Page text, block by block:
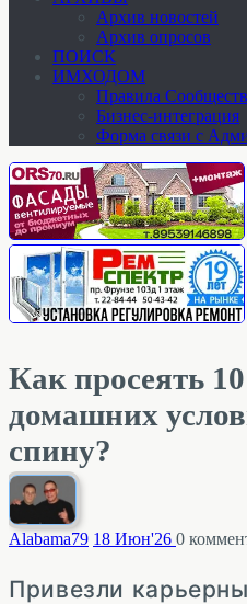
Архив новостей
Архив опросов
ПОИСК
ИМХОДОМ
Правила
Бизнес-интеграция
Форма связи с
Как просеять
домашних
спину?
Alabama79 18 Июн'26 0
Привезли